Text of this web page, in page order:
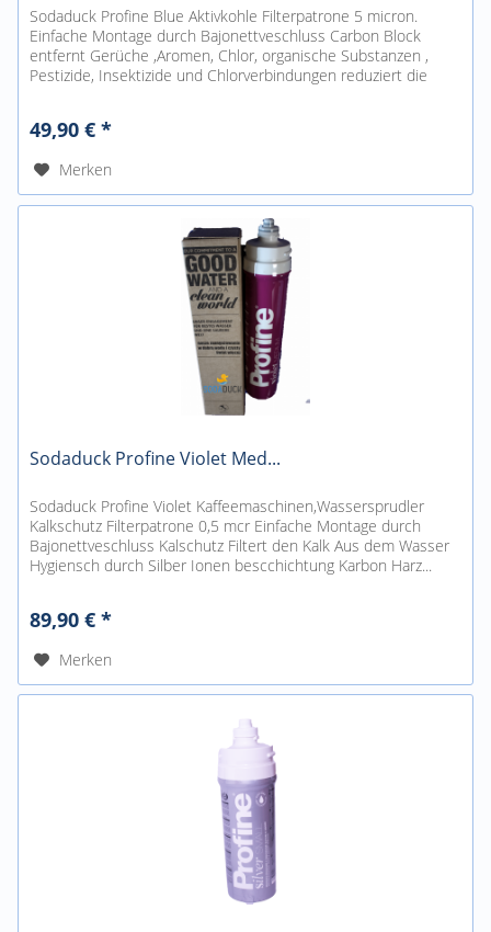
Sodaduck Profine Blue Aktivkohle Filterpatrone 5 micron.
Einfache Montage durch Bajonettveschluss Carbon Block
entfernt Gerüche ,Aromen, Chlor, organische Substanzen ,
Pestizide, Insektizide und Chlorverbindungen reduziert die
49,90 € *
Merken
Sodaduck Profine Violet Med...
Sodaduck Profine Violet Kaffeemaschinen,Wassersprudler
Kalkschutz Filterpatrone 0,5 mcr Einfache Montage durch
Bajonettveschluss Kalschutz Filtert den Kalk Aus dem Wasser
Hygiensch durch Silber Ionen bescchichtung Karbon Harz...
89,90 € *
Merken